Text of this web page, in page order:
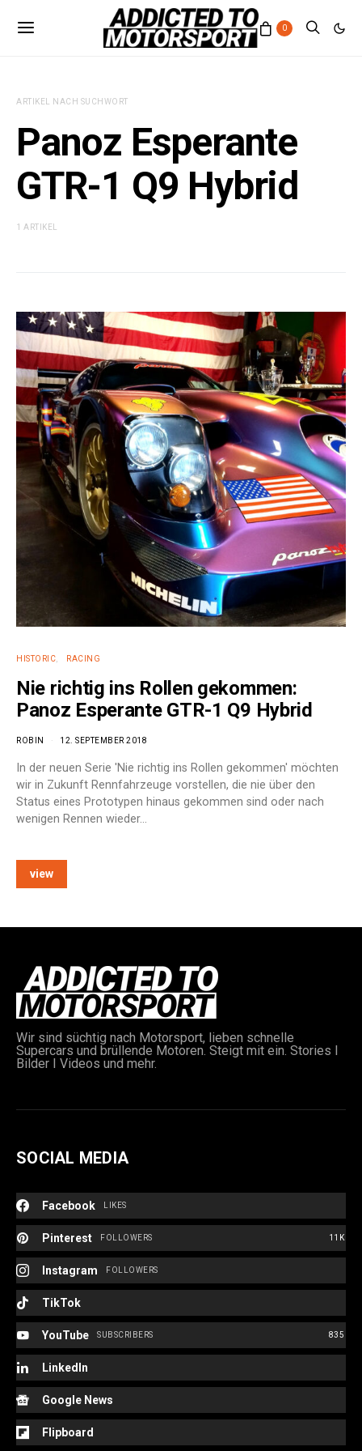
0
ARTIKEL NACH SUCHWORT
Panoz Esperante
GTR-1 Q9 Hybrid
1 ARTIKEL
HISTORIC RACING
Nie richtig ins Rollen gekommen:
Panoz Esperante GTR-1 Q9 Hybrid
ROBIN 12. SEPTEMBER 2018
In der neuen Serie 'Nie richtig ins Rollen gekommen' möchten
wir in Zukunft Rennfahrzeuge vorstellen, die nie über den
Status eines Prototypen hinaus gekommen sind oder nach
wenigen Rennen wieder…
view
Wir sind süchtig nach Motorsport, lieben schnelle
Supercars und brüllende Motoren. Steigt mit ein. Stories I
Bilder I Videos und mehr.
SOCIAL MEDIA
Facebook LIKES
Pinterest 11K
FOLLOWERS
Instagram FOLLOWERS
TikTok
YouTube 835
SUBSCRIBERS
LinkedIn
Google News
Flipboard